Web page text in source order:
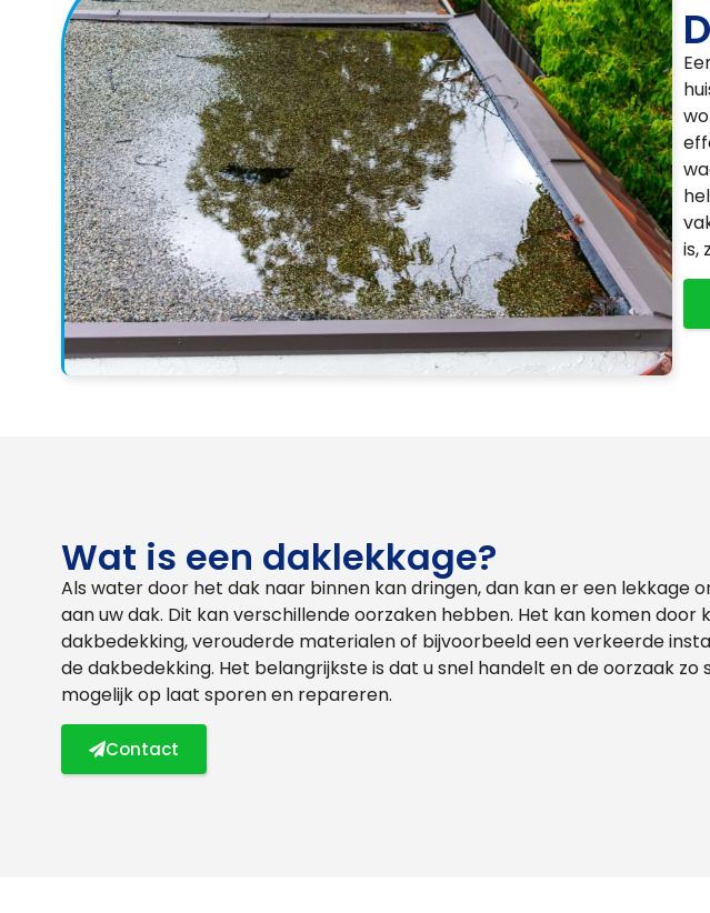
is,
Wat is een daklekkage?
Als water door het dak naar binnen kan dringen, dan kan er een lekkage
aan uw dak. Dit kan verschillende oorzaken hebben. Het kan komen door
dakbedekking, verouderde materialen of bijvoorbeeld een verkeerde
de dakbedekking. Het belangrijkste is dat u snel handelt en de oorzaak zo
mogelijk op laat sporen en repareren.
Contact